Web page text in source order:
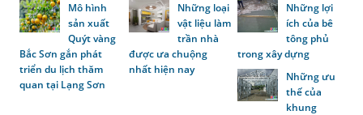
Mô hình
sản xuất
Quýt vàng
Bắc Sơn gắn phát
triển du lịch thăm
quan tại Lạng Sơn
Những loại
vật liệu làm
trần nhà
được ưa chuộng
nhất hiện nay
Những lợi
ích của bê
tông phủ
trong xây dựng
Những ưu
thế của
khung